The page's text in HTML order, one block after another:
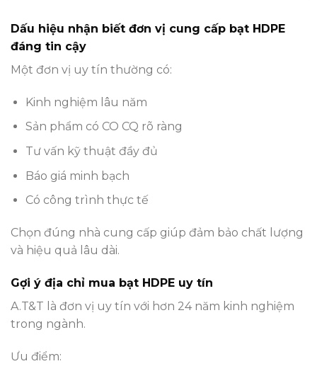
Dấu hiệu nhận biết đơn vị cung cấp bạt HDPE
đáng tin cậy
Một đơn vị uy tín thường có:
Kinh nghiệm lâu năm
Sản phẩm có CO CQ rõ ràng
Tư vấn kỹ thuật đầy đủ
Báo giá minh bạch
Có công trình thực tế
Chọn đúng nhà cung cấp giúp đảm bảo chất lượng
và hiệu quả lâu dài.
Gợi ý địa chỉ mua bạt HDPE uy tín
A.T&T là đơn vị uy tín với hơn 24 năm kinh nghiệm
trong ngành.
Ưu điểm: